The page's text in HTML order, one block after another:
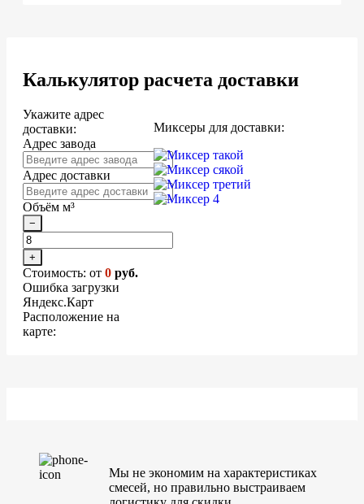
Калькулятор расчета доставки
Укажите адрес
доставки:
Адрес завода
Адрес доставки
Объём м³
−
+
Стоимость: от 0 руб.
Ошибка загрузки
Яндекс.Карт
Расположение на
карте:
Миксеры для доставки:
Мы не экономим на характеристиках
смесей, но правильно выстраиваем